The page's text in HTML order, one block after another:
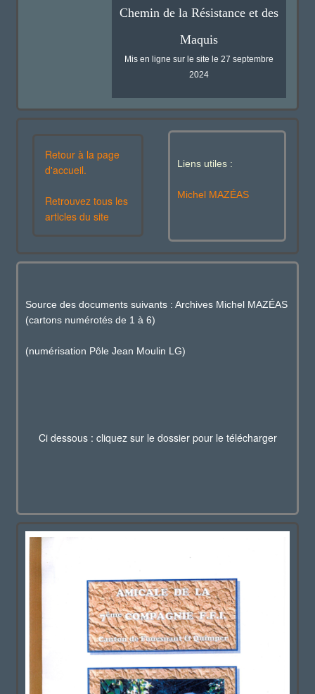
Chemin de la Résistance et des
Maquis
Mis en ligne sur le site le 27 septembre
2024
Retour à la page
d'accueil.
Retrouvez tous les
articles du site
Liens utiles :
Michel MAZÉAS
Source des documents suivants : Archives Michel MAZÉAS
(cartons numérotés de 1 à 6)
(numérisation Pôle Jean Moulin LG)
Ci dessous : cliquez sur le dossier pour le télécharger